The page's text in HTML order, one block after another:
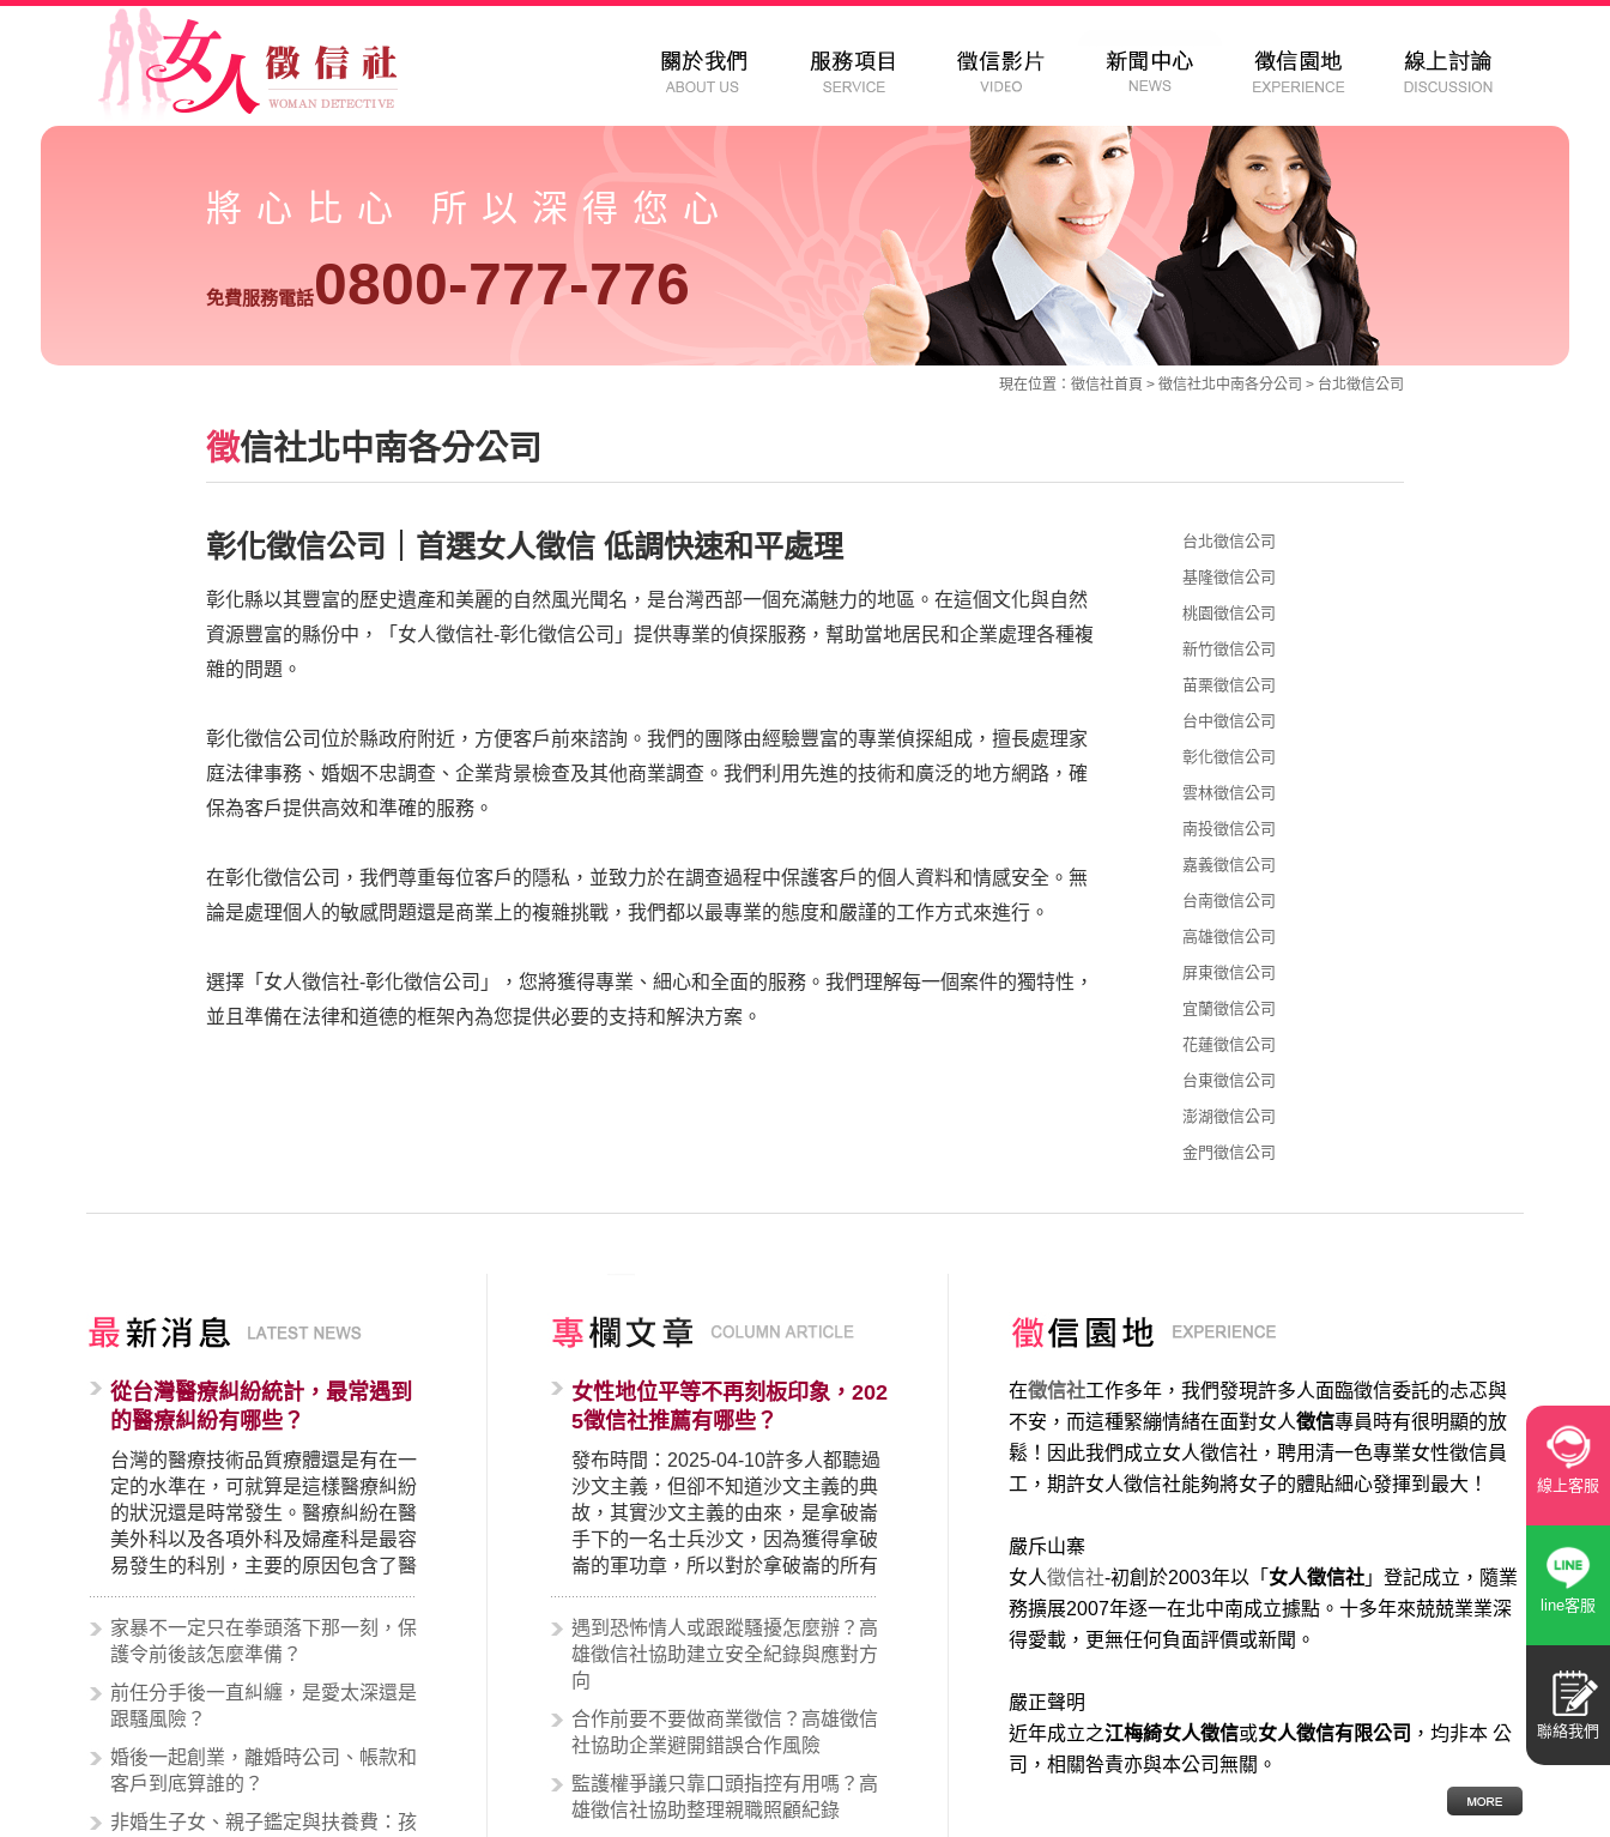
將心比心 所以深得您心
免費服務電話0800-777-776
線上客服
line客服
聯絡我們
現在位置： 徵信社首頁 > 徵信社北中南各分公司 > 台北徵信公司
徵信社北中南各分公司
台北徵信公司
基隆徵信公司
桃園徵信公司
新竹徵信公司
苗栗徵信公司
台中徵信公司
彰化徵信公司
雲林徵信公司
南投徵信公司
嘉義徵信公司
台南徵信公司
高雄徵信公司
屏東徵信公司
宜蘭徵信公司
花蓮徵信公司
台東徵信公司
澎湖徵信公司
金門徵信公司
彰化徵信公司｜首選女人徵信 低調快速和平處理
彰化縣以其豐富的歷史遺產和美麗的自然風光聞名，是台灣西部一個充滿魅力的地區。在這個文化與自然
資源豐富的縣份中，「女人徵信社-彰化徵信公司」提供專業的偵探服務，幫助當地居民和企業處理各種複
雜的問題。
彰化徵信公司位於縣政府附近，方便客戶前來諮詢。我們的團隊由經驗豐富的專業偵探組成，擅長處理家
庭法律事務、婚姻不忠調查、企業背景檢查及其他商業調查。我們利用先進的技術和廣泛的地方網路，確
保為客戶提供高效和準確的服務。
在彰化徵信公司，我們尊重每位客戶的隱私，並致力於在調查過程中保護客戶的個人資料和情感安全。無
論是處理個人的敏感問題還是商業上的複雜挑戰，我們都以最專業的態度和嚴謹的工作方式來進行。
選擇「女人徵信社-彰化徵信公司」，您將獲得專業、細心和全面的服務。我們理解每一個案件的獨特性，
並且準備在法律和道德的框架內為您提供必要的支持和解決方案。
從台灣醫療糾紛統計，最常遇到
的醫療糾紛有哪些？
台灣的醫療技術品質療體還是有在一
定的水準在，可就算是這樣醫療糾紛
的狀況還是時常發生。醫療糾紛在醫
美外科以及各項外科及婦產科是最容
易發生的科別，主要的原因包含了醫
生未盡告知義務、醫療處置疏失、手
術疏失、術後照顧失當、醫療費用的
收取。雖然醫學進步，但醫生與病患
案例中最後都走向訴訟流程，我們如
果不幸遇到相關醫療糾紛時究竟該怎
麼處理呢？醫療糾紛相關的內容其實
非常多，有些案例…
家暴不一定只在拳頭落下那一刻，保
護令前後該怎麼準備？
前任分手後一直糾纏，是愛太深還是
跟騷風險？
婚後一起創業，離婚時公司、帳款和
客戶到底算誰的？
非婚生子女、親子鑑定與扶養費：孩
女性地位平等不再刻板印象，202
5徵信社推薦有哪些？
發布時間：2025-04-10許多人都聽過
沙文主義，但卻不知道沙文主義的典
故，其實沙文主義的由來，是拿破崙
手下的一名士兵沙文，因為獲得拿破
崙的軍功章，所以對於拿破崙的所有
事蹟和政策產生狂熱崇拜，形成偏執
的狀況，所以沙文主義後來就被拿來
暗指偏見和歧視，而且有沙文主義傾
向的人，通常對於自己的國家和民族
國家的人，所以沙文主義也廣泛應用
在種族歧視的說法，甚至還出現了男
性沙文…
遇到恐怖情人或跟蹤騷擾怎麼辦？高
雄徵信社協助建立安全紀錄與應對方
向
合作前要不要做商業徵信？高雄徵信
社協助企業避開錯誤合作風險
監護權爭議只靠口頭指控有用嗎？高
雄徵信社協助整理親職照顧紀錄
在徵信社工作多年，我們發現許多人面臨徵信委託的忐忑與
不安，而這種緊繃情緒在面對女人徵信專員時有很明顯的放
鬆！因此我們成立女人徵信社，聘用清一色專業女性徵信員
工，期許女人徵信社能夠將女子的體貼細心發揮到最大 ！
嚴斥山寨
女人徵信社-初創於2003年以「 女人徵信社 」登記成立，隨業
務擴展2007年逐一在北中南成立據點。十多年來兢兢業業深
得愛載，更無任何負面評價或新聞。
嚴正聲明
近年成立之江梅綺女人徵信或女人徵信有限公司 ，均非本 公
司，相關咎責亦與本公司無關。